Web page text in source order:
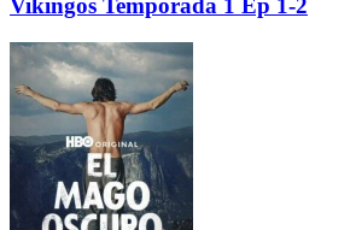
Vikingos Temporada 1 Ep 1-2